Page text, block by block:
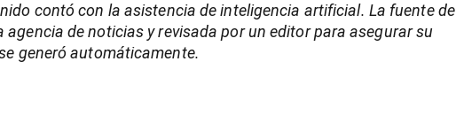
contó con la asistencia de inteligencia artificial. La fuente de
agencia de noticias y revisada por un editor para asegurar su
generó automáticamente.